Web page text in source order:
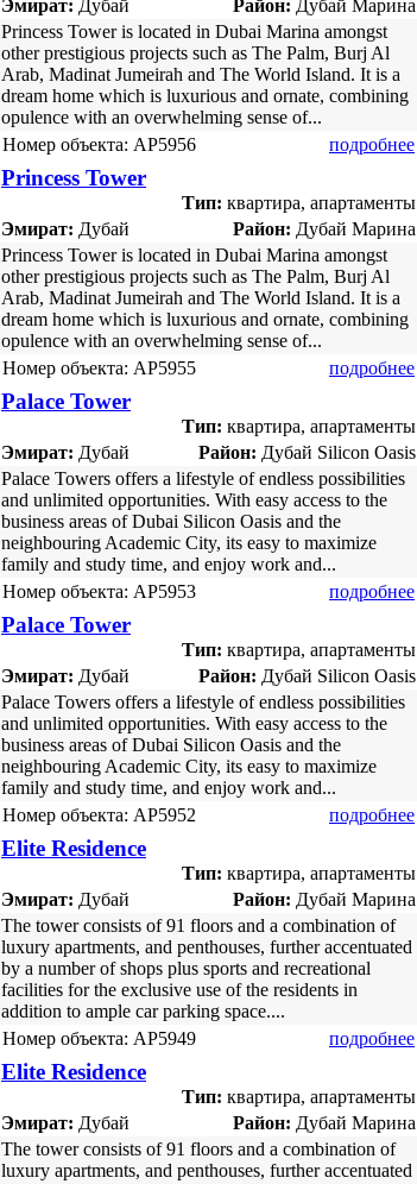
Эмират: Дубай Район: Дубай Марина
Princess Tower is located in Dubai Marina amongst
other prestigious projects such as The Palm, Burj Al
Arab, Madinat Jumeirah and The World Island. It is a
dream home which is luxurious and ornate, combining
opulence with an overwhelming sense of...
Номер объекта: AP5956
подробнее
Princess Tower
Тип: квартира, апартаменты
Эмират: Дубай Район: Дубай Марина
Princess Tower is located in Dubai Marina amongst
other prestigious projects such as The Palm, Burj Al
Arab, Madinat Jumeirah and The World Island. It is a
dream home which is luxurious and ornate, combining
opulence with an overwhelming sense of...
Номер объекта: AP5955
подробнее
Palace Tower
Тип: квартира, апартаменты
Эмират: Дубай Район: Дубай Silicon Oasis
Palace Towers offers a lifestyle of endless possibilities
and unlimited opportunities. With easy access to the
business areas of Dubai Silicon Oasis and the
neighbouring Academic City, its easy to maximize
family and study time, and enjoy work and...
Номер объекта: AP5953
подробнее
Palace Tower
Тип: квартира, апартаменты
Эмират: Дубай Район: Дубай Silicon Oasis
Palace Towers offers a lifestyle of endless possibilities
and unlimited opportunities. With easy access to the
business areas of Dubai Silicon Oasis and the
neighbouring Academic City, its easy to maximize
family and study time, and enjoy work and...
Номер объекта: AP5952
подробнее
Elite Residence
Тип: квартира, апартаменты
Эмират: Дубай Район: Дубай Марина
The tower consists of 91 floors and a combination of
luxury apartments, and penthouses, further accentuated
by a number of shops plus sports and recreational
facilities for the exclusive use of the residents in
addition to ample car parking space....
Номер объекта: AP5949
подробнее
Elite Residence
Тип: квартира, апартаменты
Эмират: Дубай Район: Дубай Марина
The tower consists of 91 floors and a combination of
luxury apartments, and penthouses, further accentuated